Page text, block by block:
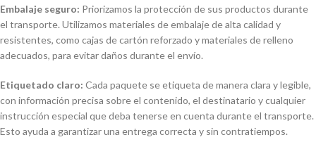
Embalaje seguro: Priorizamos la protección de sus productos durante
el transporte. Utilizamos materiales de embalaje de alta calidad y
resistentes, como cajas de cartón reforzado y materiales de relleno
adecuados, para evitar daños durante el envío.
Etiquetado claro: Cada paquete se etiqueta de manera clara y legible,
con información precisa sobre el contenido, el destinatario y cualquier
instrucción especial que deba tenerse en cuenta durante el transporte.
Esto ayuda a garantizar una entrega correcta y sin contratiempos.